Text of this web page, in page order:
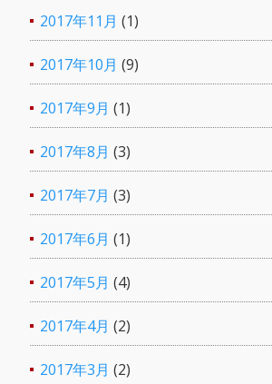
2017年11月 (1)
2017年10月 (9)
2017年9月 (1)
2017年8月 (3)
2017年7月 (3)
2017年6月 (1)
2017年5月 (4)
2017年4月 (2)
2017年3月 (2)